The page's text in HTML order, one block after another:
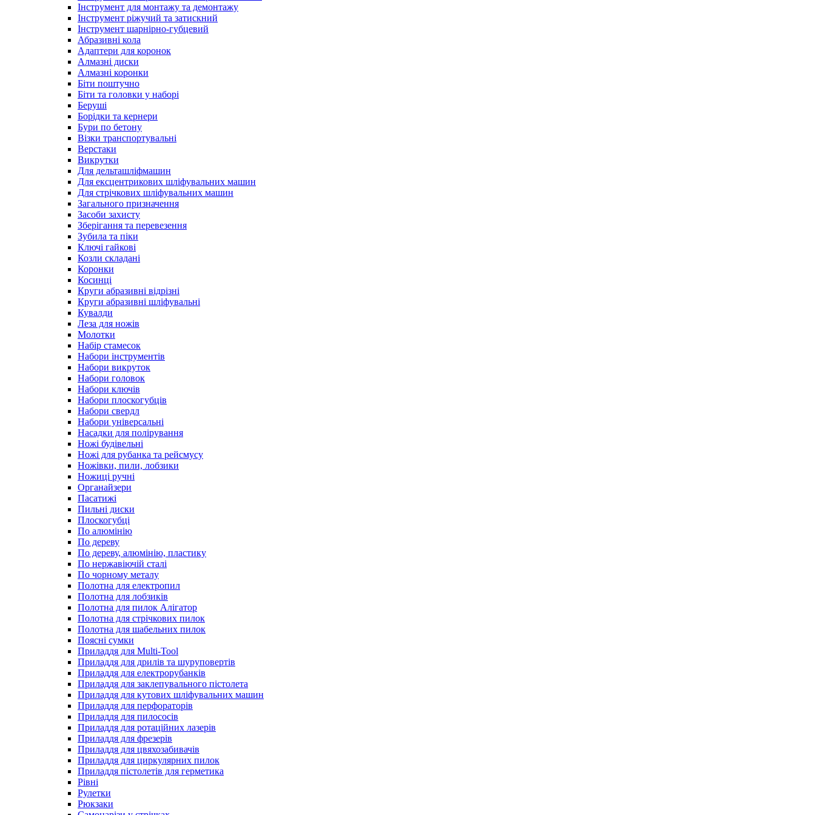
Інструмент для монтажу та демонтажу
Інструмент ріжучий та затискний
Інструмент шарнірно-губцевий
Абразивні кола
Адаптери для коронок
Алмазні диски
Алмазні коронки
Біти поштучно
Біти та головки у наборі
Беруші
Борідки та кернери
Бури по бетону
Візки транспортувальні
Верстаки
Викрутки
Для дельташліфмашин
Для ексцентрикових шліфувальних машин
Для стрічкових шліфувальних машин
Загального призначення
Засоби захисту
Зберігання та перевезення
Зубила та піки
Ключі гайкові
Козли складані
Коронки
Косинці
Круги абразивні відрізні
Круги абразивні шліфувальні
Кувалди
Леза для ножів
Молотки
Набір стамесок
Набори інструментів
Набори викруток
Набори головок
Набори ключів
Набори плоскогубців
Набори свердл
Набори універсальні
Насадки для полірування
Ножі будівельні
Ножі для рубанка та рейсмусу
Ножівки, пили, лобзики
Ножиці ручні
Органайзери
Пасатижі
Пильні диски
Плоскогубці
По алюмінію
По дереву
По дереву, алюмінію, пластику
По нержавіючій сталі
По чорному металу
Полотна для електропил
Полотна для лобзиків
Полотна для пилок Алігатор
Полотна для стрічкових пилок
Полотна для шабельних пилок
Поясні сумки
Приладдя для Multi-Tool
Приладдя для дрилів та шуруповертів
Приладдя для електрорубанків
Приладдя для заклепувального пістолета
Приладдя для кутових шліфувальних машин
Приладдя для перфораторів
Приладдя для пилососів
Приладдя для ротаційних лазерів
Приладдя для фрезерів
Приладдя для цвяхозабивачів
Приладдя для циркулярних пилок
Приладдя пістолетів для герметика
Рівні
Рулетки
Рюкзаки